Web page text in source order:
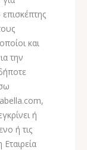
και
την
ή
ή τις